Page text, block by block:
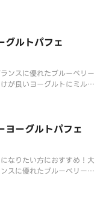
グルトパフェ
ンスに優れたブルーベリー
が良いヨーグルトにミルク
ヨーグルトパフェ
なりたい方におすすめ！大
スに優れたブルーベリーと